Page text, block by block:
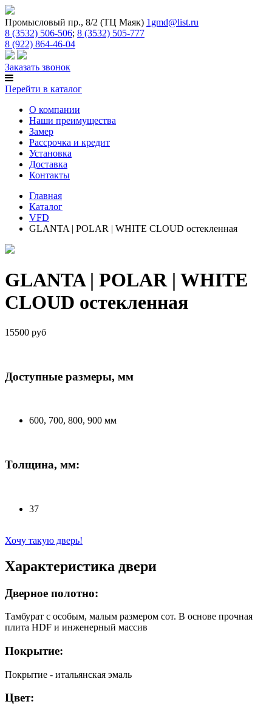
Промысловый пр., 8/2 (ТЦ Маяк) 1gmd@list.ru
8 (3532) 506-506; 8 (3532) 505-777
8 (922) 864-46-04
Заказать звонок
Перейти в каталог
О компании
Наши преимущества
Замер
Рассрочка и кредит
Установка
Доставка
Контакты
Главная
Каталог
VFD
GLANTA | POLAR | WHITE CLOUD остекленная
GLANTA | POLAR | WHITE
CLOUD остекленная
15500 руб
Доступные размеры, мм
600, 700, 800, 900 мм
Толщина, мм:
37
Хочу такую дверь!
Характеристика двери
Дверное полотно:
Тамбурат с особым, малым размером сот. В основе прочная
плита HDF и инженерный массив
Покрытие:
Покрытие - итальянская эмаль
Цвет: